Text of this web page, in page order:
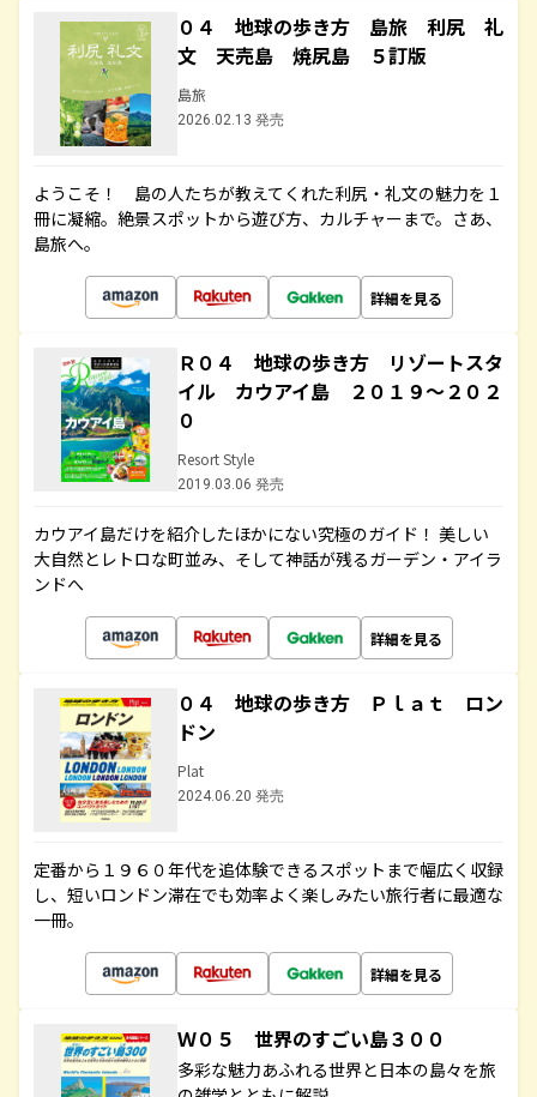
０４ 地球の歩き方 島旅 利尻 礼
文 天売島 焼尻島 ５訂版
島旅
2026.02.13 発売
ようこそ！ 島の人たちが教えてくれた利尻・礼文の魅力を１
冊に凝縮。絶景スポットから遊び方、カルチャーまで。さあ、
島旅へ。
詳細を見る
Ｒ０４ 地球の歩き方 リゾートスタ
イル カウアイ島 ２０１９～２０２
０
Resort Style
2019.03.06 発売
カウアイ島だけを紹介したほかにない究極のガイド！ 美しい
大自然とレトロな町並み、そして神話が残るガーデン・アイラ
ンドへ
詳細を見る
０４ 地球の歩き方 Ｐｌａｔ ロン
ドン
Plat
2024.06.20 発売
定番から１９６０年代を追体験できるスポットまで幅広く収録
し、短いロンドン滞在でも効率よく楽しみたい旅行者に最適な
一冊。
詳細を見る
Ｗ０５ 世界のすごい島３００
多彩な魅力あふれる世界と日本の島々を旅